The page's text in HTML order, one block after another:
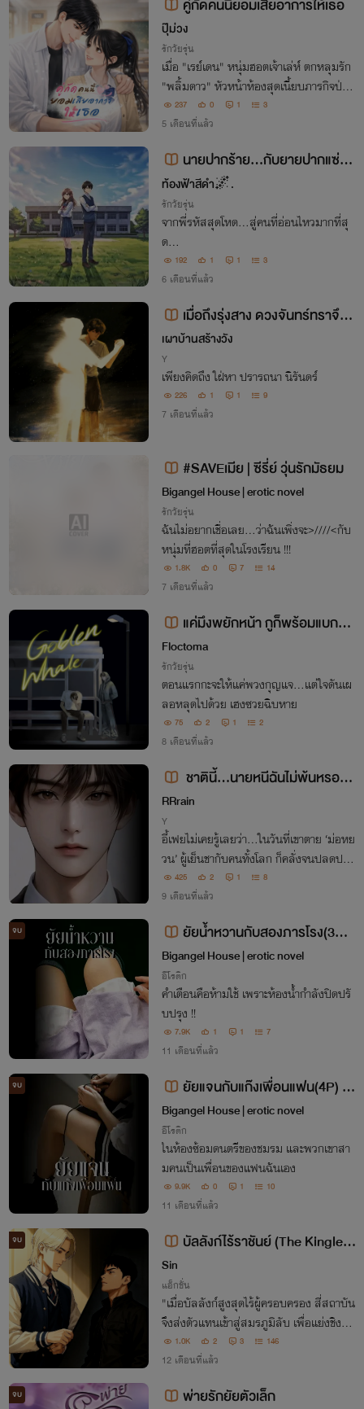
คู่กัดคนนี้ยอมเสียอาการให้เธอ
ปุ๊ม่วง
รักวัยรุ่น
เมื่อ "เรย์เดน" หนุ่มฮอตเจ้าเล่ห์ ตกหลุมรัก
"พลิ้มดาว" หัวหน้าห้องสุดเนี้ยบภารกิจป่วน
หัวใจให้เสียอาการจึงเริ่มขึ้นท่ามกลางสายใย
ความผูกพันที่ซ่อนเร้นมานาน
237 0 1 3
5 เดือนที่แล้ว
นายปากร้าย...กับยายปากแซ่
บ...
ท้องฟ้าสีดำ🌌.
รักวัยรุ่น
จากพี่รหัสสุดโหด...สู่คนที่อ่อนไหวมากที่สุ
ด...
192 1 1 3
6 เดือนที่แล้ว
เมื่อถึงรุ่งสาง ดวงจันทร์ทราจึงล
าจากไป
เผาบ้านสร้างวัง
Y
เพียงคิดถึง ใฝ่หา ปรารถนา นิรันดร์
226 1 1 9
7 เดือนที่แล้ว
#SAVEเมีย | ซีรี่ย์ วุ่นรักมัธยม
Bigangel House | erotic novel
รักวัยรุ่น
ฉันไม่อยากเชื่อเลย...ว่าฉันเพิ่งจะ>////<กับ
หนุ่มที่ฮอตที่สุดในโรงเรียน !!!
1.8K 0 7 14
7 เดือนที่แล้ว
แค่มึงพยักหน้า กูก็พร้อมแบกขัน
หมากไปหน้าบ้านแล้วครับ
Floctoma
รักวัยรุ่น
ตอนแรกกะจะให้แค่พวงกุญแจ…แต่ใจดันเผ
ลอหลุดไปด้วย เฮงซวยฉิบหาย
75 2 1 2
8 เดือนที่แล้ว
ชาตินี้...นายหนีฉันไม่พ้นหรอกน
ะ
RRrain
Y
อี้เฟยไม่เคยรู้เลยว่า...ในวันที่เขาตาย ‘ม่อหย
วน’ ผู้เย็นชากับคนทั้งโลก ก็คลั่งจนปลดปล่
อยพลังที่แท้จริงออกมาเขาทุ่มทุกอย่าง ทำพั
นธสัญญากับขุมนรก... เพื่อย้อนเวลากลับม
425 2 1 8
9 เดือนที่แล้ว
จบ
ยัยน้ำหวานกับสองภารโรง(3P) |
hot story (4) #PWP
Bigangel House | erotic novel
อีโรติก
คำเตือนคือห้ามใช้ เพราะห้องน้ำกำลังปิดปรั
บปรุง !!
7.9K 1 1 7
11 เดือนที่แล้ว
จบ
ยัยแจนกับแก๊งเพื่อนแฟน(4P) | h
ot story (3) #PWP
Bigangel House | erotic novel
อีโรติก
ในห้องซ้อมดนตรีของชมรม และพวกเขาสา
มคนเป็นเพื่อนของแฟนฉันเอง
9.9K 0 1 10
11 เดือนที่แล้ว
จบ
บัลลังก์ไร้ราชันย์ (The Kingless
Throne)
Sin
แอ็กชั่น
"เมื่อบัลลังก์สูงสุดไร้ผู้ครอบครอง สี่สถาบัน
จึงส่งตัวแทนเข้าสู่สมรภูมิลับ เพื่อแย่งชิงอำ
นาจที่แท้จริง... แต่ในโลกของผู้มี 'พรสวรรค
์' พลังที่แข็งแกร่งที่สุดวัดกันที่สายเลือด...
1.0K 2 3 146
12 เดือนที่แล้ว
จบ พ่ายรักยัยตัวเล็ก